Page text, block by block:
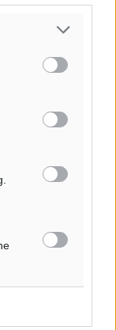
από άλλες
παρακάτω
το άρθρο